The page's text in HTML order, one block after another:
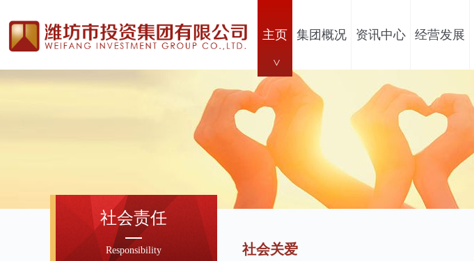
主页 集团概况 资讯中心 经营发展
社会关爱
社会责任
Responsibility